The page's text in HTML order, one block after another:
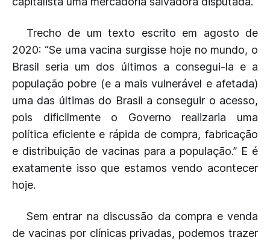
Trecho de um texto escrito em agosto de
2020: “Se uma vacina surgisse hoje no mundo, o
Brasil seria um dos últimos a consegui-la e a
população pobre (e a mais vulnerável e afetada)
uma das últimas do Brasil a conseguir o acesso,
pois dificilmente o Governo realizaria uma
política eficiente e rápida de compra, fabricação
e distribuição de vacinas para a população.” E é
exatamente isso que estamos vendo acontecer
hoje.
Sem entrar na discussão da compra e venda
de vacinas por clínicas privadas, podemos trazer